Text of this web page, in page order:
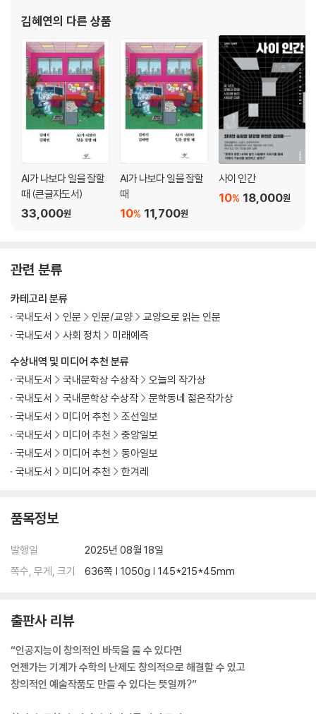
김혜연의 다른 상품
AI가 나보다 일을 잘할
때 (큰글자도서)
33,000원
AI가 나보다 일을 잘할
때
11,700원
10%
사이 인간
18,000원
10%
관련 분류
수상내역 및 미디어 추천 분류
국내도서
국내문학상 수상작
오늘의 작가상
국내도서
국내문학상 수상작
문학동네 젊은작가상
국내도서
미디어 추천
조선일보
국내도서
미디어 추천
중앙일보
국내도서
미디어 추천
동아일보
국내도서
미디어 추천 한겨레
카테고리 분류
국내도서
인문 인문/교양
교양으로 읽는 인문
국내도서
사회 정치 미래예측
품목정보
발행일
2025년 08월 18일
쪽수, 무게, 크기
636쪽 | 1050g | 145*215*45mm
출판사 리뷰
“인공지능이 창의적인 바둑을 둘 수 있다면
언젠가는 기계가 수학의 난제도 창의적으로 해결할 수 있고
창의적인 예술작품도 만들 수 있다는 뜻일까?”